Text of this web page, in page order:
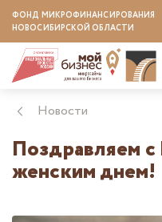
ФОНД МИКРОФИНАНСИРОВАНИЯ
НОВОСИБИРСКОЙ ОБЛАСТИ
Новости
Поздравляем
женским днем!